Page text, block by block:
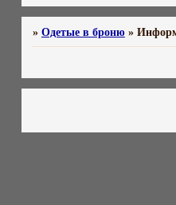
» Одетые в броню »